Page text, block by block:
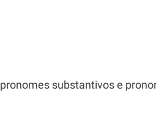
substantivos e